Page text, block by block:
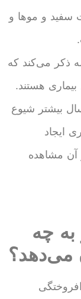
سفید و موها و
ذکر می‌کند که
هستند.
روزاسه در سنین ۳۰ تا ۵۰ سال بیشتر شیوع
ایجاد
آن مشاهده
چه